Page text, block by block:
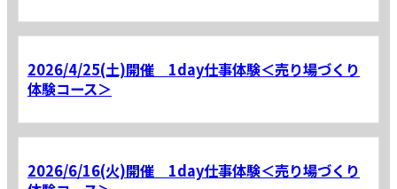
2026/4/25(土)開催 1day仕事体験＜売り場づくり
体験コース＞
2026/6/16(火)開催 1day仕事体験＜売り場づくり